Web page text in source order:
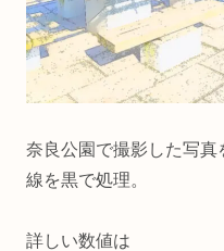
奈良公園で撮影した写真
線を黒で処理。
詳しい数値は